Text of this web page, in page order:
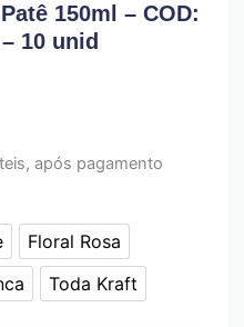
150ml – COD:
10 unid
após pagamento
Floral Rosa
Floral Rosa
Branca
Toda Kraft
Toda Kraft